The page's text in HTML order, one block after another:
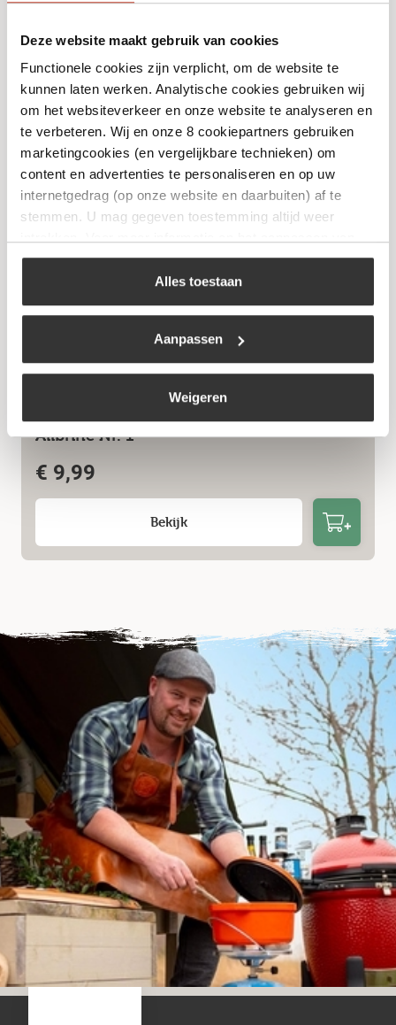
Deze website maakt gebruik van cookies
Functionele cookies zijn verplicht, om de website te
kunnen laten werken. Analytische cookies gebruiken wij
om het websiteverkeer en onze website te analyseren en
te verbeteren. Wij en onze 8 cookiepartners gebruiken
marketingcookies (en vergelijkbare technieken) om
content en advertenties te personaliseren en op uw
internetgedrag (op onze website en daarbuiten) af te
stemmen. U mag gegeven toestemming altijd weer
uw keuze op onze website verwijzen wij u naar ons
Alles toestaan
Aanpassen
Weigeren
gr.
€9,99
Bekijk
Allbrine Nr. 1
€ 9,99
Bekijk